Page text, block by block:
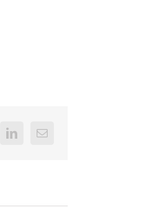
LinkedInEmail